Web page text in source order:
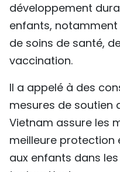
développement
enfants,
de soins de santé,
vaccination.
Il a appelé à des
mesures de soutien
Vietnam assure les
meilleure protection
aux enfants dans